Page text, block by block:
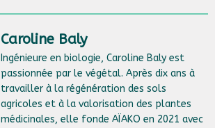
Caroline Baly
Ingénieure en biologie, Caroline Baly est
passionnée par le végétal. Après dix ans à
travailler à la régénération des sols
agricoles et à la valorisation des plantes
médicinales, elle fonde AÏAKO en 2021 avec